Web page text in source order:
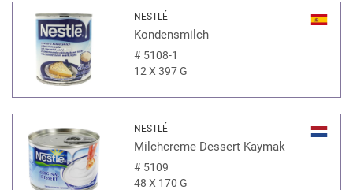
NESTLÉ
Kondensmilch
#5108-1
12 X 397 G
NESTLÉ
Milchcreme Dessert Kaymak
#5109
48 X 170 G